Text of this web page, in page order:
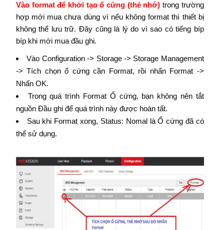
Vào format để khởi tạo ổ cứng (thẻ nhớ) trong trường
hợp mới mua chưa dùng vì nếu không format thì thiết bị
không thể lưu trữ. Đây cũng là lý do vì sao có tiếng bíp
bíp khi mới mua đầu ghi.
Vào Configuration -> Storage -> Storage Management
-> Tích chọn ổ cứng cần Format, rồi nhấn Format ->
Nhấn OK.
Trong quá trình Format Ổ cứng, bạn không nên tắt
nguồn Đầu ghi để quá trình này được hoàn tất.
Sau khi Format xong, Status: Nomal là Ổ cứng đã có
thể sử dụng.